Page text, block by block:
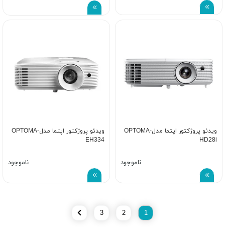
ویدئو پروژکتور اپتما مدل-OPTOMA
HD28i
ناموجود
ویدئو پروژکتور اپتما مدل-OPTOMA
EH334
ناموجود
1
2
3